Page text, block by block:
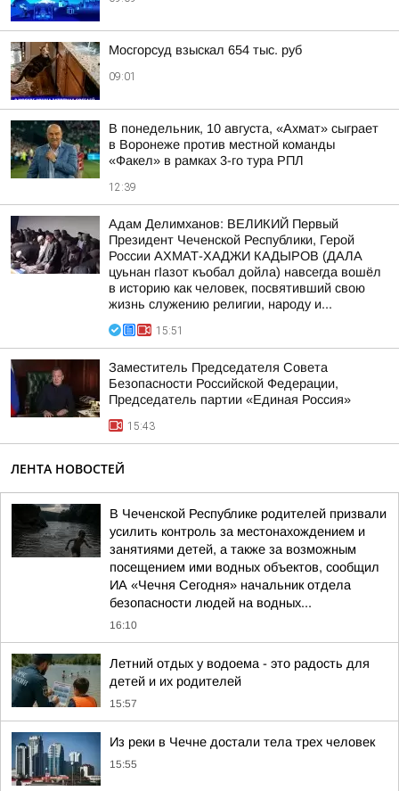
Мосгорсуд взыскал 654 тыс. руб
09:01
В понедельник, 10 августа, «Ахмат» сыграет
в Воронеже против местной команды
«Факел» в рамках 3-го тура РПЛ
12:39
Адам Делимханов: ВЕЛИКИЙ Первый
Президент Чеченской Республики, Герой
России АХМАТ-ХАДЖИ КАДЫРОВ (ДАЛА
цуьнан гIазот къобал дойла) навсегда вошёл
в историю как человек, посвятивший свою
жизнь служению религии, народу и...
15:51
Заместитель Председателя Совета
Безопасности Российской Федерации,
Председатель партии «Единая Россия»
15:43
ЛЕНТА НОВОСТЕЙ
В Чеченской Республике родителей призвали
усилить контроль за местонахождением и
занятиями детей, а также за возможным
посещением ими водных объектов, сообщил
ИА «Чечня Сегодня» начальник отдела
безопасности людей на водных...
16:10
Летний отдых у водоема - это радость для
детей и их родителей
15:57
Из реки в Чечне достали тела трех человек
15:55